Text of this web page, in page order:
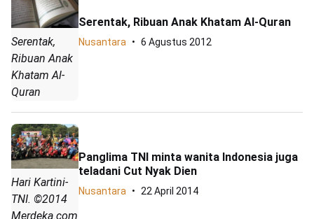
Serentak,
Ribuan Anak
Khatam Al-
Quran
Serentak, Ribuan Anak Khatam Al-Quran
Nusantara 6 Agustus 2012
Hari Kartini-
TNI. ©2014
Merdeka.com
Panglima TNI minta wanita Indonesia juga
teladani Cut Nyak Dien
Nusantara 22 April 2014